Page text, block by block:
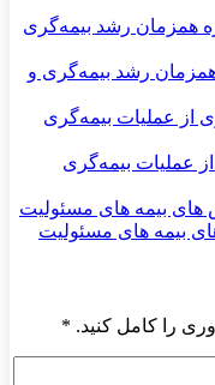
همزمان رشد بیمه‌گری و
عملیات بیمه‌گری
بیمه های مسئولیت
را کامل کنید. *